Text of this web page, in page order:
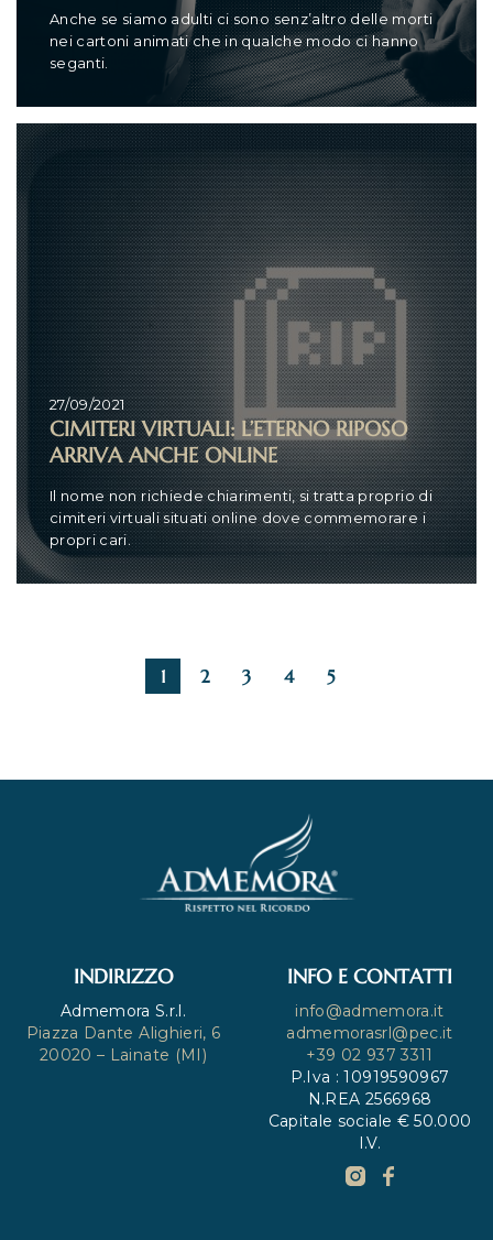
Anche se siamo adulti ci sono senz’altro delle morti
nei cartoni animati che in qualche modo ci hanno
seganti.
27/09/2021
CIMITERI VIRTUALI: L’ETERNO RIPOSO
ARRIVA ANCHE ONLINE
Il nome non richiede chiarimenti, si tratta proprio di
cimiteri virtuali situati online dove commemorare i
propri cari.
1 2 3 4 5
INDIRIZZO
Admemora S.r.l.
Piazza Dante Alighieri, 6
20020 – Lainate (MI)
INFO E CONTATTI
info@admemora.it
admemorasrl@pec.it
+39 02 937 3311
P.Iva : 10919590967
N.REA 2566968
Capitale sociale € 50.000
I.V.